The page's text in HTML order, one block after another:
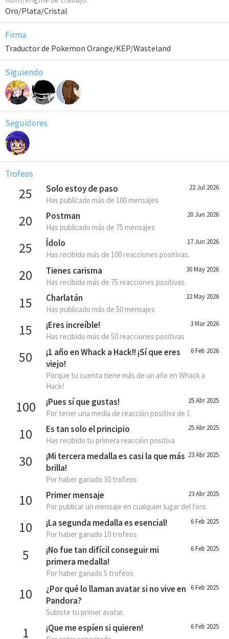
Oro/Plata/Cristal
Firma
Traductor de Pokemon Orange/KEP/Wasteland
Siguiendo
Seguidores
Trofeos
25 22 Jul 2026
Solo estoy de paso
Has publicado más de 100 mensajes
20 20 Jun 2026
Postman
Has publicado más de 75 mensajes
25 17 Jun 2026
Ídolo
Has recibido más de 100 reacciones positivas.
20 30 May 2026
Tienes carisma
Has recibido más de 75 reacciones positivas.
15 22 May 2026
Charlatán
Has publicado más de 50 mensajes
15 3 Mar 2026
¡Eres increíble!
Has recibido más de 50 reacciones positivas
50 6 Feb 2026
¡1 año en Whack a Hack!! ¡Sí que eres
viejo!
Porque tu cuenta tiene más de un año en Whack a
Hack!
100 25 Abr 2025
¡Pues sí que gustas!
Por tener una media de reacción positiva de 1
10 25 Abr 2025
Es tan solo el principio
Has recibido tu primera reacción positiva
30 23 Abr 2025
¡Mi tercera medalla es casi la que más
brilla!
Por haber ganado 30 trofeos
10 23 Abr 2025
Primer mensaje
Por publicar un mensaje en cualquier lugar del foro.
10 6 Feb 2025
¡La segunda medalla es esencial!
Por haber ganado 10 trofeos
5 6 Feb 2025
¡No fue tan difícil conseguir mi
primera medalla!
Por haber ganado 5 trofeos
10 6 Feb 2025
¿Por qué lo llaman avatar si no vive en
Pandora?
Subiste tu primer avatar.
1 6 Feb 2025
¡Que me espíen si quieren!